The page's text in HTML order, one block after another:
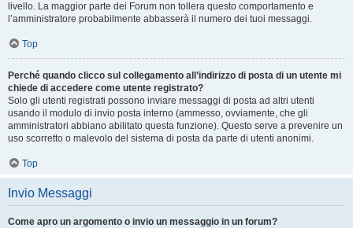
livello. La maggior parte dei Forum non tollera questo comportamento e
l’amministratore probabilmente abbasserà il numero dei tuoi messaggi.
Top
Perché quando clicco sul collegamento all’indirizzo di posta di un utente mi
chiede di accedere come utente registrato?
Solo gli utenti registrati possono inviare messaggi di posta ad altri utenti
usando il modulo di invio posta interno (ammesso, ovviamente, che gli
amministratori abbiano abilitato questa funzione). Questo serve a prevenire un
uso scorretto o malevolo del sistema di posta da parte di utenti anonimi.
Top
Invio Messaggi
Come apro un argomento o invio un messaggio in un forum?